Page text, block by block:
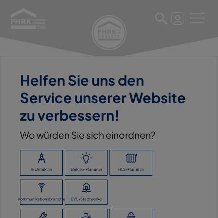
Helfen Sie uns den
Service unserer Website
zu verbessern!
Wo würden Sie sich einordnen?
Architekt:in Elektro-Planer:in HLS-Planer:in
Kommunikationsbranche EVU/Stadtwerke
11. März 2025
WILHELM LINNENBECKER
GMBH & CO. KG
ZURÜCK ZUR ÜBERSICHT